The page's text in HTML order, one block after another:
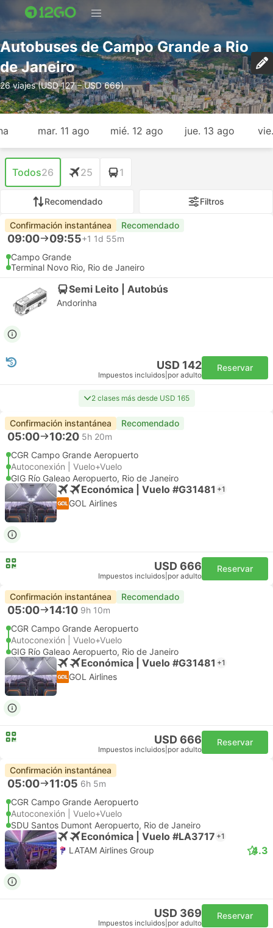
Autobuses de Campo Grande a Rio
de Janeiro
26 viajes (USD 127 – USD 666)
mar. 11 ago mié. 12 ago jue. 13 ago
Todos26 25 1
Recomendado Filtros
Confirmación instantánea Recomendado
09:00 09:55+1 1d 55m
Campo Grande
Terminal Novo Rio, Rio de Janeiro
Semi Leito | Autobús
Andorinha
USD 142
Impuestos incluidos por adulto
Reservar
2 clases más desde USD 165
Confirmación instantánea Recomendado
05:00 10:20 5h 20m
CGR Campo Grande Aeropuerto
Autoconexión | Vuelo+Vuelo
GIG Río Galeao Aeropuerto, Rio de Janeiro
Económica | Vuelo #G31481 +1
GOL Airlines
USD 666
Impuestos incluidos por adulto
Reservar
Confirmación instantánea Recomendado
05:00 14:10 9h 10m
CGR Campo Grande Aeropuerto
Autoconexión | Vuelo+Vuelo
GIG Río Galeao Aeropuerto, Rio de Janeiro
Económica | Vuelo #G31481 +1
GOL Airlines
USD 666
Impuestos incluidos por adulto
Reservar
Confirmación instantánea
05:00 11:05 6h 5m
CGR Campo Grande Aeropuerto
Autoconexión | Vuelo+Vuelo
SDU Santos Dumont Aeropuerto, Rio de Janeiro
Económica | Vuelo #LA3717 +1
LATAM Airlines Group 4.3
USD 369
Impuestos incluidos por adulto
Reservar